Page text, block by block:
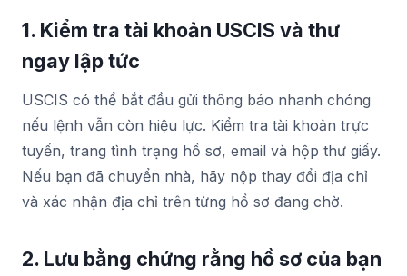
1. Kiểm tra tài khoản USCIS và thư
ngay lập tức
USCIS có thể bắt đầu gửi thông báo nhanh chóng
nếu lệnh vẫn còn hiệu lực. Kiểm tra tài khoản trực
tuyến, trang tình trạng hồ sơ, email và hộp thư giấy.
Nếu bạn đã chuyển nhà, hãy nộp thay đổi địa chỉ
và xác nhận địa chỉ trên từng hồ sơ đang chờ.
2. Lưu bằng chứng rằng hồ sơ của bạn